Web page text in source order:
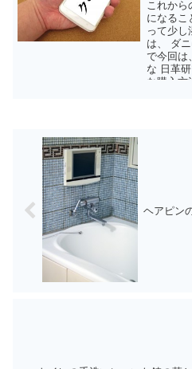
これか
になるこ
って少し
は、 ダ
で今回は
な 日革
な購入方
ヘアピン